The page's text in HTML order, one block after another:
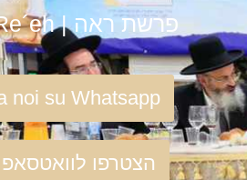
Parshat Re´eh | פרשת ראה
noi su Whatsapp
הצטרפו